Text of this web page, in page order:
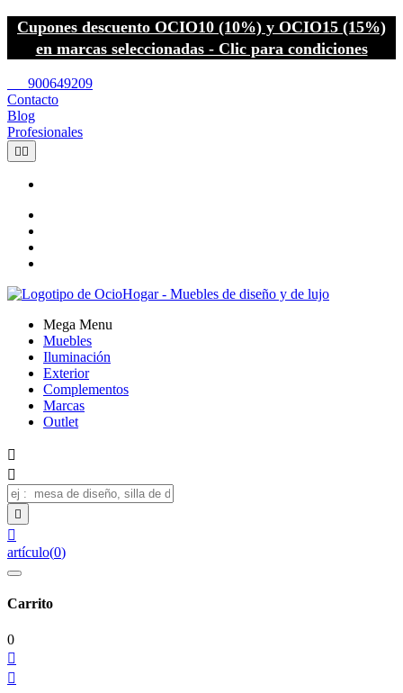
Cupones descuento OCIO10 (10%) y OCIO15 (15%)
en marcas seleccionadas - Clic para condiciones
900649209
Contacto
Blog
Profesionales
 
Mega Menu
Muebles
Iluminación
Exterior
Complementos
Marcas
Outlet




artículo(0)
Carrito
0

